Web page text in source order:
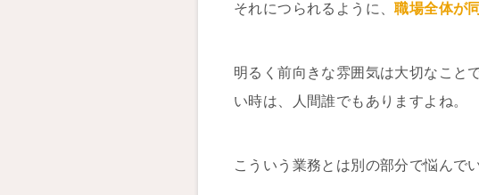
それにつられるように、職場全体が
明るく前向きな雰囲気は大切なこと
い時は、人間誰でもありますよね。
こういう業務とは別の部分で悩んで